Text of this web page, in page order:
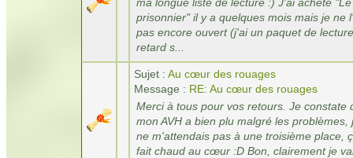
prisonnier" il y a quelques mois mais je ne
pas encore ouvert (j'ai un paquet de
retard s...
Sujet : Au cœur des rouages
Message : RE: Au cœur des rouages
Merci à tous pour vos retours. Je constate
mon AVH a bien plu malgré les problèmes,
ne m'attendais pas à une troisième place,
fait chaud au cœur :D Bon, clairement je